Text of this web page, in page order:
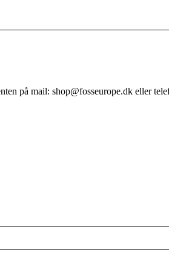
på mail: shop@fosseurope.dk eller